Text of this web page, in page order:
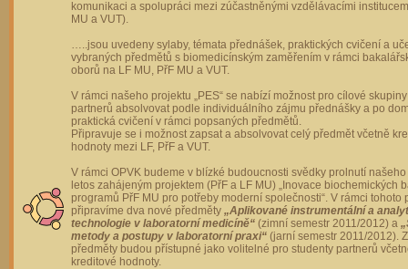
komunikaci a spolupráci mezi zúčastněnými vzdělávacími
MU a VUT).
…..jsou uvedeny sylaby, témata přednášek, praktických cvičení a
vybraných předmětů s biomedicínským zaměřením v rámci
oborů na LF MU, PřF MU a VUT.
V rámci našeho projektu „PES“ se nabízí možnost pro cílové
partnerů absolvovat podle individuálního zájmu přednášky a po
praktická cvičení v rámci popsaných předmětů.
Připravuje se i možnost zapsat a absolvovat celý předmět včetně
hodnoty mezi LF, PřF a VUT.
V rámci OPVK budeme v blízké budoucnosti svědky prolnutí
letos zahájeným projektem (PřF a LF MU) „Inovace biochemických
programů PřF MU pro potřeby moderní společnosti“. V rámci tohoto
připravíme dva nové předměty „Aplikované instrumentální a
technologie v laboratorní medicíně“ (zimní semestr 2011/2012) a
metody a postupy v laboratorní praxi“ (jarní semestr 2011/2012).
předměty budou přístupné jako volitelné pro studenty partnerů
kreditové hodnoty.